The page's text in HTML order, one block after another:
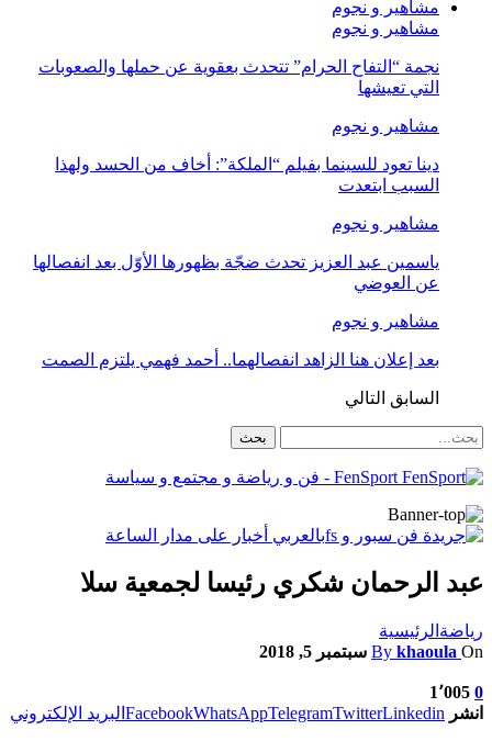
مشاهير و نجوم
مشاهير و نجوم
نجمة “التفاح الحرام” تتحدث بعقوية عن حملها والصعوبات
التي تعيشها
مشاهير و نجوم
دينا تعود للسينما بفيلم “الملكة”: أخاف من الحسد ولهذا
السبب ابتعدت
مشاهير و نجوم
ياسمين عبد العزيز تحدث ضجّة بظهورها الأوّل بعد انفصالها
عن العوضي
مشاهير و نجوم
بعد إعلان هنا الزاهد انفصالهما.. أحمد فهمي يلتزم الصمت
السابق التالي
FenSport - فن و رياضة و مجتمع و سياسة
عبد الرحمان شكري رئيسا لجمعية سلا
رياضة الرئيسية
By khaoula On سبتمبر 5, 2018
0 1٬005
انشر
FacebookWhatsAppTelegramTwitterLinkedin البريد الإلكتروني